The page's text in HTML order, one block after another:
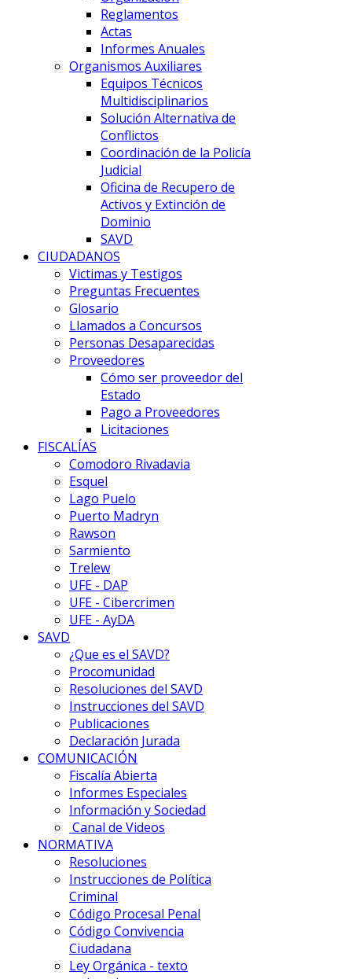
Reglamentos
Actas
Informes Anuales
Organismos Auxiliares
Equipos Técnicos
Multidisciplinarios
Solución Alternativa de
Conflictos
Coordinación de la Policía
Judicial
Oficina de Recupero de
Activos y Extinción de
Dominio
SAVD
CIUDADANOS
Victimas y Testigos
Preguntas Frecuentes
Glosario
Llamados a Concursos
Personas Desaparecidas
Proveedores
Cómo ser proveedor del
Estado
Pago a Proveedores
Licitaciones
FISCALÍAS
Comodoro Rivadavia
Esquel
Lago Puelo
Puerto Madryn
Rawson
Sarmiento
Trelew
UFE - DAP
UFE - Cibercrimen
UFE - AyDA
SAVD
¿Que es el SAVD?
Procomunidad
Resoluciones del SAVD
Instrucciones del SAVD
Publicaciones
Declaración Jurada
COMUNICACIÓN
Fiscalía Abierta
Informes Especiales
Información y Sociedad
Canal de Videos
NORMATIVA
Resoluciones
Instrucciones de Política
Criminal
Código Procesal Penal
Código Convivencia
Ciudadana
Ley Orgánica - texto